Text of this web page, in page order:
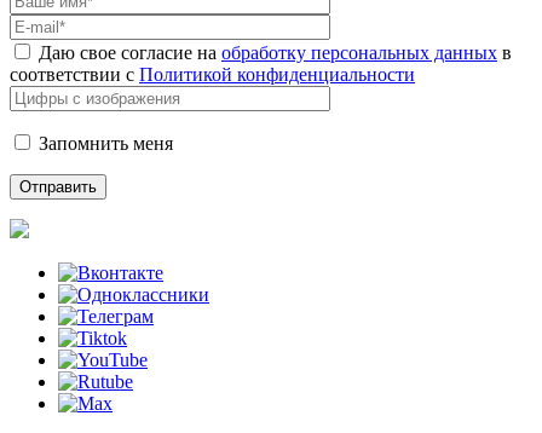
Даю свое согласие на обработку персональных данных в
соответствии с Политикой конфиденциальности
Запомнить меня